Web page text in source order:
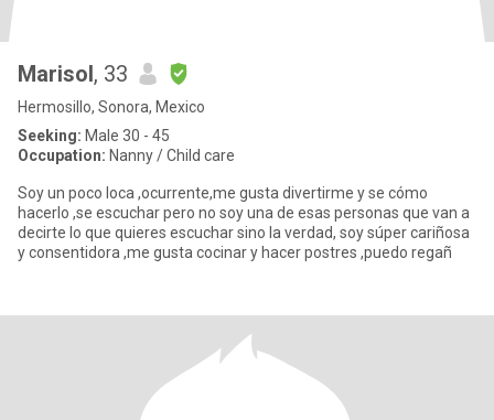
Marisol, 33
Hermosillo, Sonora, Mexico
Seeking: Male 30 - 45
Occupation: Nanny / Child care
Soy un poco loca ,ocurrente,me gusta divertirme y se cómo
hacerlo ,se escuchar pero no soy una de esas personas que van a
decirte lo que quieres escuchar sino la verdad, soy súper cariñosa
y consentidora ,me gusta cocinar y hacer postres ,puedo regañ